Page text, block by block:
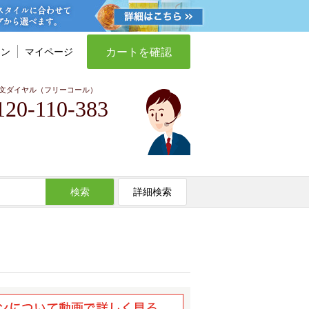
マイページ カートを確認
ダイヤル（フリーコール）
110-383
検索 詳細検索